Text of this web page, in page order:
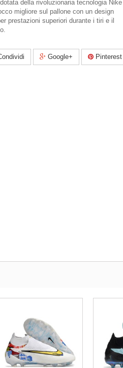
dotata della rivoluzionaria tecnologia Nike
migliore sul pallone con un design
prestazioni superiori durante i tiri e il
Google+ Pinterest